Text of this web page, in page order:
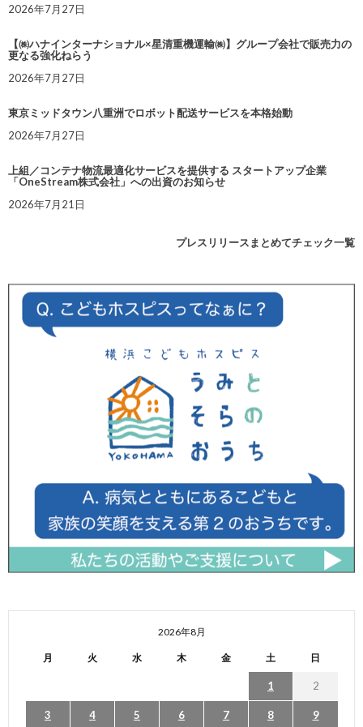
2026年7月27日
【㈱ハナインターナショナル×星清重機運輸㈱】グループ会社で販売力の
更なる強化ねらう
2026年7月27日
東京ミッドタウン八重洲でロボット配送サービスを本格始動
2026年7月27日
上組／コンテナ物流最適化サービスを提供する スタートアップ企業
「OneStream株式会社」への出資のお知らせ
2026年7月21日
プレスリリースまとめてチェック一覧
2026年8月
月 火 水 木 金 土 日
1 2
3 4 5 6 7 8 9